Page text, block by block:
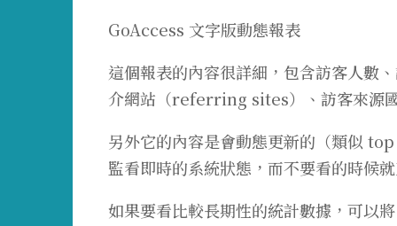
GoAccess 文字版動態報表
這個報表的內容很詳細，包含訪客人數
介網站（referring sites）、訪客來源
另外它的內容是會動態更新的（類似
監看即時的系統狀態，而不要看的時候
如果要看比較長期性的統計數據，可